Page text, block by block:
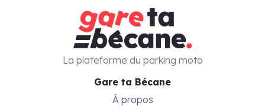
Gare ta Bécane
À propos
La plateforme du parking moto